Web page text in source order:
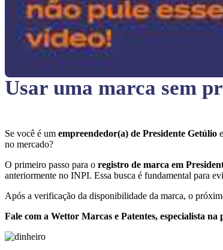
Usar uma marca sem
Se você é um empreendedor(a) de Presidente Getúlio
no mercado?
O primeiro passo para o registro de marca em
anteriormente no INPI. Essa busca é fundamental para
Após a verificação da disponibilidade da marca, o
Fale com a Wettor Marcas e Patentes, especialista